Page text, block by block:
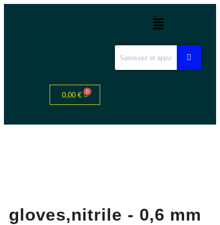
0,00 €
gloves,nitrile - 0,6 mm